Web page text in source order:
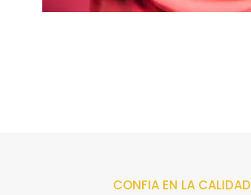
CONFIA EN LA CALIDAD